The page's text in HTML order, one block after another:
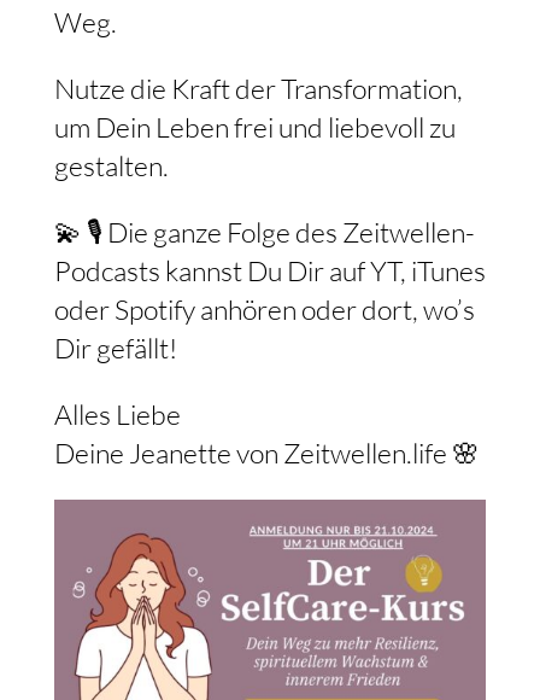
Weg.
Nutze die Kraft der Transformation,
um Dein Leben frei und liebevoll zu
gestalten.
💫 🎙️ Die ganze Folge des Zeitwellen-
Podcasts kannst Du Dir auf YT, iTunes
oder Spotify anhören oder dort, wo’s
Dir gefällt!
Alles Liebe
Deine Jeanette von Zeitwellen.life 🌸